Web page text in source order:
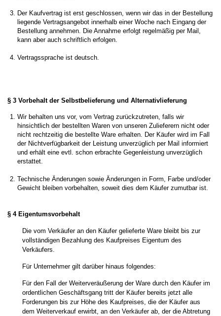
Der Kaufvertrag ist erst geschlossen, wenn wir das in der Bestellung
liegende Vertragsangebot innerhalb einer Woche nach Eingang der
Bestellung annehmen. Die Annahme erfolgt regelmäßig per Mail,
kann aber auch schriftlich erfolgen.
Vertragssprache ist deutsch.
§ 3 Vorbehalt der Selbstbelieferung und Alternativlieferung
Wir behalten uns vor, vom Vertrag zurückzutreten, falls wir
hinsichtlich der bestellten Waren von unseren Zulieferern nicht oder
nicht rechtzeitig die bestellte Ware erhalten. Der Käufer wird im Fall
der Nichtverfügbarkeit der Leistung unverzüglich per Mail informiert
und erhält eine evtl. schon erbrachte Gegenleistung unverzüglich
erstattet.
Technische Änderungen sowie Änderungen in Form, Farbe und/oder
Gewicht bleiben vorbehalten, soweit dies dem Käufer zumutbar ist.
§ 4 Eigentumsvorbehalt
Die vom Verkäufer an den Käufer gelieferte Ware bleibt bis zur
vollständigen Bezahlung des Kaufpreises Eigentum des
Verkäufers.
Für Unternehmer gilt darüber hinaus folgendes:
Für den Fall der Weiterveräußerung der Ware durch den Käufer im
ordentlichen Geschäftsgang tritt der Käufer bereits jetzt alle
Forderungen bis zur Höhe des Kaufpreises, die der Käufer aus
dem Weiterverkauf erwirbt, an den Verkäufer ab, der die Abtretung